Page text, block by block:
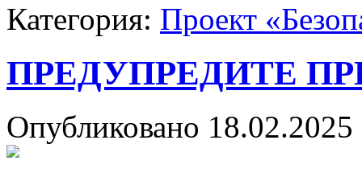
Категория: Проект
ПРЕДУПРЕДИТЕ
Опубликовано